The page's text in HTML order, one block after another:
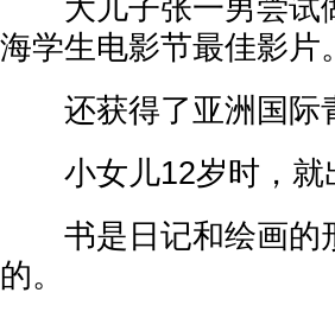
大儿子张一男尝试
海学生电影节最佳影片。
还获得了亚洲国际
小女儿12岁时，就
书是日记和绘画的
的。